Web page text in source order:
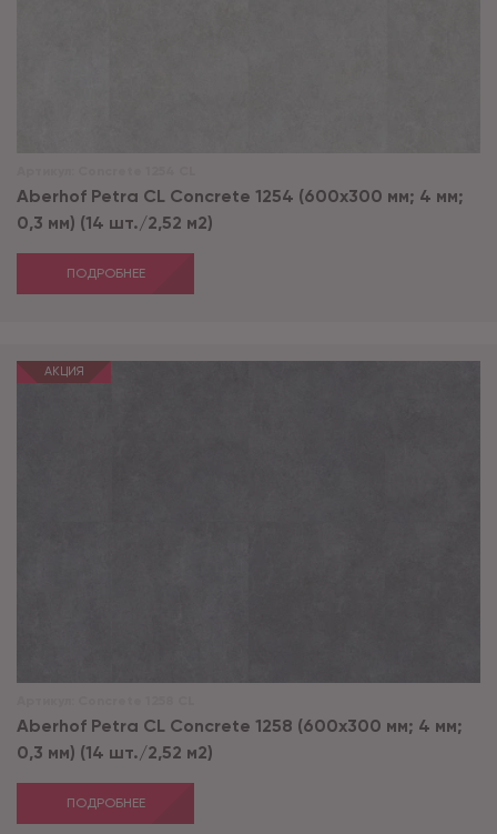
Aberhof Petra CL Concrete 1254 (600x300 мм; 4 мм;
0,3 мм) (14 шт./2,52 м2)
ПОДРОБНЕЕ
АКЦИЯ
Aberhof Petra CL Concrete 1258 (600x300 мм; 4 мм;
0,3 мм) (14 шт./2,52 м2)
ПОДРОБНЕЕ